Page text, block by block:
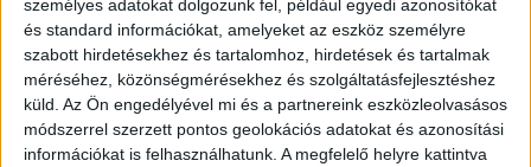
személyes adatokat dolgozunk fel, például egyedi azonosítókat
és standard információkat, amelyeket az eszköz személyre
szabott hirdetésekhez és tartalomhoz, hirdetések és tartalmak
méréséhez, közönségmérésekhez és szolgáltatásfejlesztéshez
küld. Az Ön engedélyével mi és a partnereink eszközleolvasásos
módszerrel szerzett pontos geolokációs adatokat és azonosítási
információkat is felhasználhatunk. A megfelelő helyre kattintva
erőre kapott volna, januárban aBorsnakmár a
visszatérésről beszélt, s hogy folyton a Benkő
Lacival váltott szavai csengenek a fülébe: hogy
történjen bármelyikükkel bármi, az Omegának
tovább kell élnie. Az énekes szavaiból tehát újra